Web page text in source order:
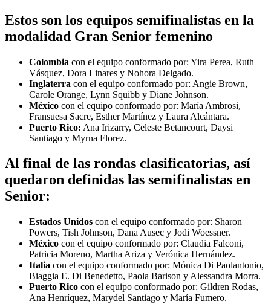
Estos son los equipos semifinalistas en la
modalidad Gran Senior femenino
Colombia con el equipo conformado por: Yira Perea, Ruth
Vásquez, Dora Linares y Nohora Delgado.
Inglaterra con el equipo conformado por: Angie Brown,
Carole Orange, Lynn Squibb y Diane Johnson.
México con el equipo conformado por: María Ambrosi,
Fransuesa Sacre, Esther Martínez y Laura Alcántara.
Puerto Rico: Ana Irizarry, Celeste Betancourt, Daysi
Santiago y Myrna Florez.
Al final de las rondas clasificatorias, así
quedaron definidas las semifinalistas en
Senior:
Estados Unidos con el equipo conformado por: Sharon
Powers, Tish Johnson, Dana Ausec y Jodi Woessner.
México con el equipo conformado por: Claudia Falconi,
Patricia Moreno, Martha Ariza y Verónica Hernández.
Italia con el equipo conformado por: Mónica Di Paolantonio,
Biaggia E. Di Benedetto, Paola Barison y Alessandra Morra.
Puerto Rico con el equipo conformado por: Gildren Rodas,
Ana Henríquez, Marydel Santiago y María Fumero.